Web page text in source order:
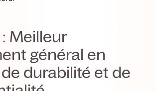
Meilleur
général en
durabilité et de